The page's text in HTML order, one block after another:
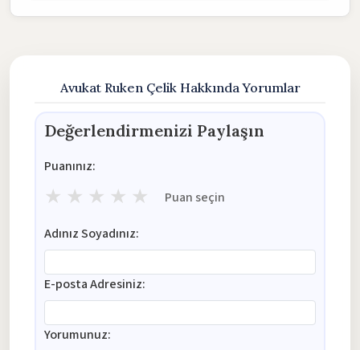
Avukat Ruken Çelik Hakkında Yorumlar
Değerlendirmenizi Paylaşın
Puanınız:
★ ★ ★ ★ ★ Puan seçin
Adınız Soyadınız:
E-posta Adresiniz:
Yorumunuz: